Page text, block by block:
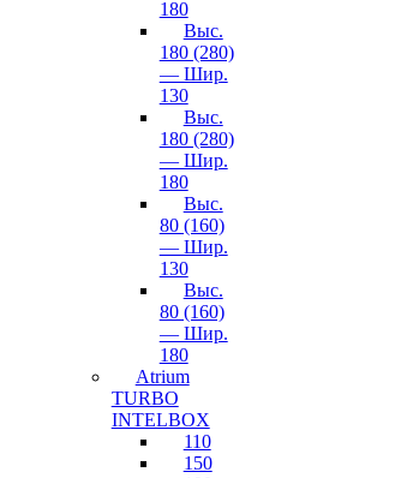
180
Выс.
180 (280)
— Шир.
130
Выс.
180 (280)
— Шир.
180
Выс.
80 (160)
— Шир.
130
Выс.
80 (160)
— Шир.
180
Atrium
TURBO
INTELBOX
110
150